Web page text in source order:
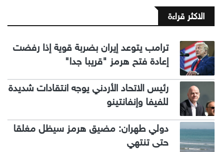
الاكثر قراءة
ترامب يتوعد إيران بضربة قوية إذا رفضت
إعادة فتح هرمز "قريبا جدا"
رئيس الاتحاد الأردني يوجه انتقادات شديدة
للفيفا وإنفانتينو
دولي طهران: مضيق هرمز سيظل مغلقا
حتى تنتهي